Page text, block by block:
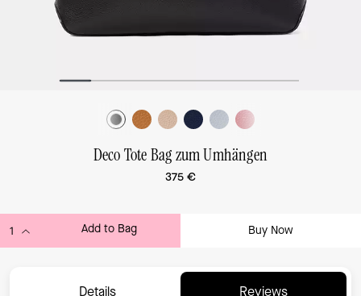
Deco Tote Bag zum Umhängen
375 €
Add to Bag Buy Now
Details Reviews